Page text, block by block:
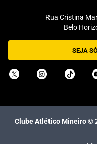
Rua Cristina
Belo
SEJA
Clube Atlético Mineiro ©